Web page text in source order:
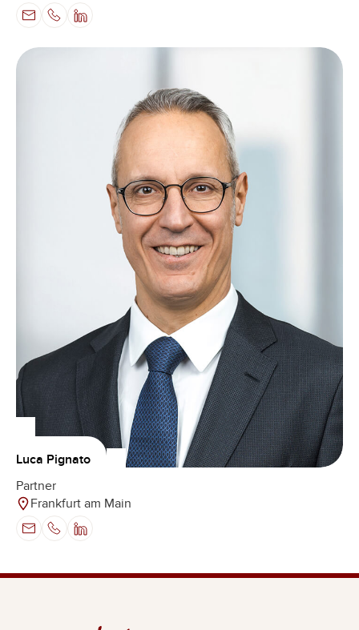
Luca Pignato
Partner
Frankfurt am Main